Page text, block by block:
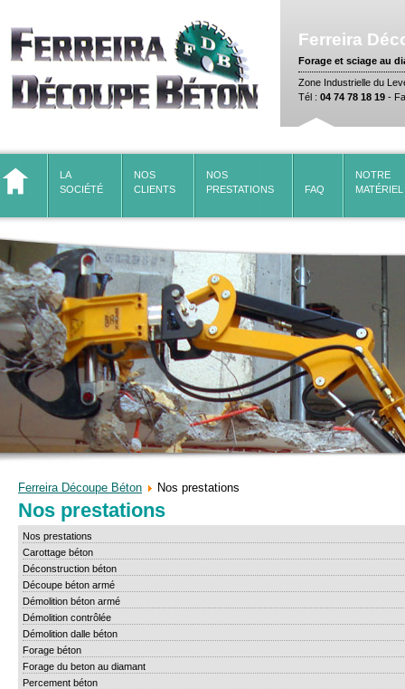
Ferreira
Forage et sciage au
Zone Industrielle du
Tél : 04 74 78 18 19 -
LA
SOCIÉTÉ
NOS
CLIENTS
NOS
PRESTATIONS
FAQ
NOTRE
MATÉRIEL
Ferreira Découpe Béton Nos prestations
Nos prestations
Nos prestations
Carottage béton
Déconstruction béton
Découpe béton armé
Démolition béton armé
Démolition contrôlée
Démolition dalle béton
Forage béton
Forage du beton au diamant
Percement béton